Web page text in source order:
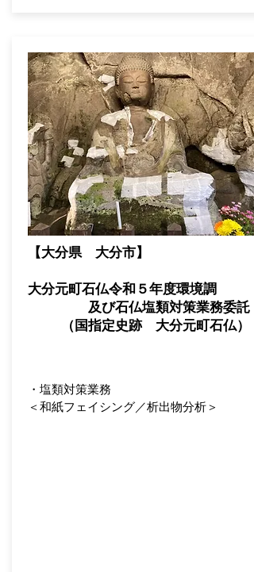
【大分県 大分市】
​大分元町石仏令和５年度環境調
及び石仏塩類対策業務委託
（国指定史跡 大分元町石仏）​
・塩類対策業務
＜和紙フェイシング／析出物分析＞